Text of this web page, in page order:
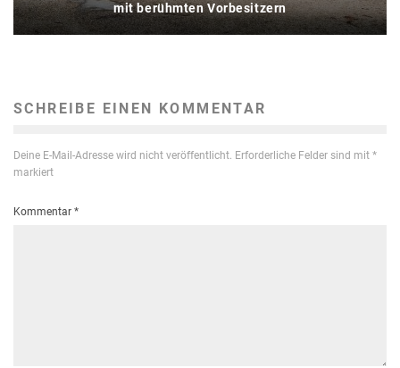
mit berühmten Vorbesitzern
SCHREIBE EINEN KOMMENTAR
Deine E-Mail-Adresse wird nicht veröffentlicht. Erforderliche Felder sind mit *
markiert
Kommentar *